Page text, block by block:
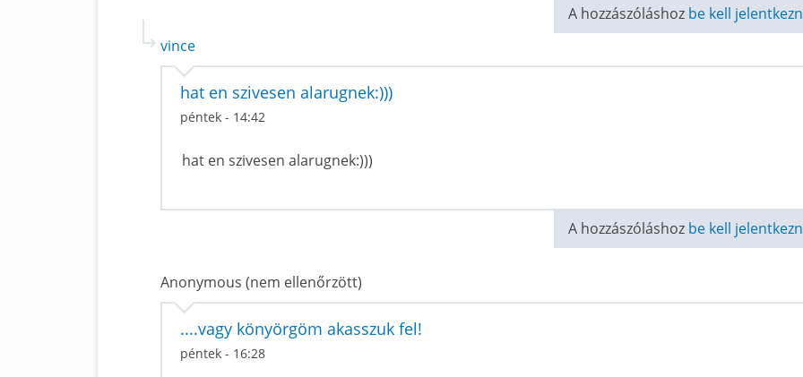
A hozzászóláshoz be kell
vince
hat en szivesen alarugnek:)))
péntek - 14:42
hat en szivesen alarugnek:)))
A hozzászóláshoz be kell
Anonymous (nem ellenőrzött)
....vagy könyörgöm akasszuk fel!
péntek - 16:28